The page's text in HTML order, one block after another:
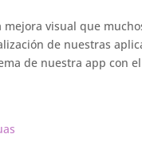
mejora visual que
de nuestras
de nuestra app con